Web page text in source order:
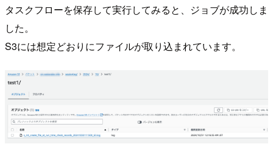
タスクフローを保存して実行してみると、ジョブが成功しま
した。
S3には想定どおりにファイルが取り込まれています。